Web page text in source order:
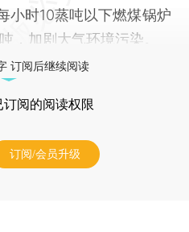
小时10蒸吨以下燃煤锅炉
，加剧大气环境污染。
订阅后继续阅读
订阅的阅读权限
订阅/会员升级